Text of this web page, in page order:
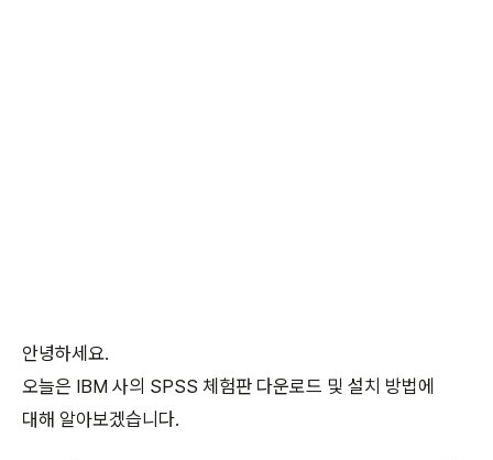
안녕하세요.
오늘은 IBM 사의 SPSS 체험판 다운로드 및 설치 방법에
대해 알아보겠습니다.